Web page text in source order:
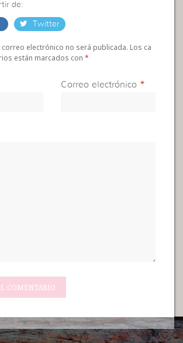
de:
Twitter
correo electrónico no será publicada. Los ca
están marcados con*
Correo electrónico *